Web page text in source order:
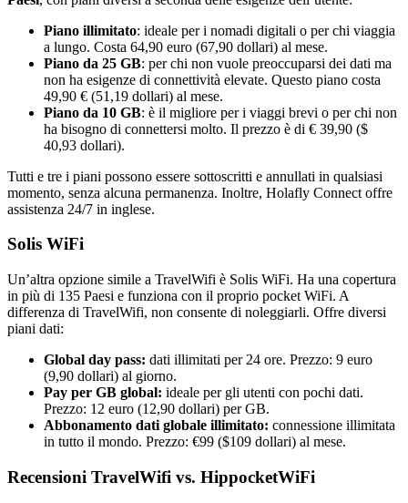
Piano illimitato: ideale per i nomadi digitali o per chi viaggia
a lungo. Costa 64,90 euro (67,90 dollari) al mese.
Piano da 25 GB: per chi non vuole preoccuparsi dei dati ma
non ha esigenze di connettività elevate. Questo piano costa
49,90 € (51,19 dollari) al mese.
Piano da 10 GB: è il migliore per i viaggi brevi o per chi non
ha bisogno di connettersi molto. Il prezzo è di € 39,90 ($
40,93 dollari).
Tutti e tre i piani possono essere sottoscritti e annullati in qualsiasi
momento, senza alcuna permanenza. Inoltre, Holafly Connect offre
assistenza 24/7 in inglese.
Solis WiFi
Un’altra opzione simile a TravelWifi è Solis WiFi. Ha una copertura
in più di 135 Paesi e funziona con il proprio pocket WiFi. A
differenza di TravelWifi, non consente di noleggiarli. Offre diversi
piani dati:
Global day pass: dati illimitati per 24 ore. Prezzo: 9 euro
(9,90 dollari) al giorno.
Pay per GB global: ideale per gli utenti con pochi dati.
Prezzo: 12 euro (12,90 dollari) per GB.
Abbonamento dati globale illimitato: connessione illimitata
in tutto il mondo. Prezzo: €99 ($109 dollari) al mese.
Recensioni TravelWifi vs. HippocketWiFi